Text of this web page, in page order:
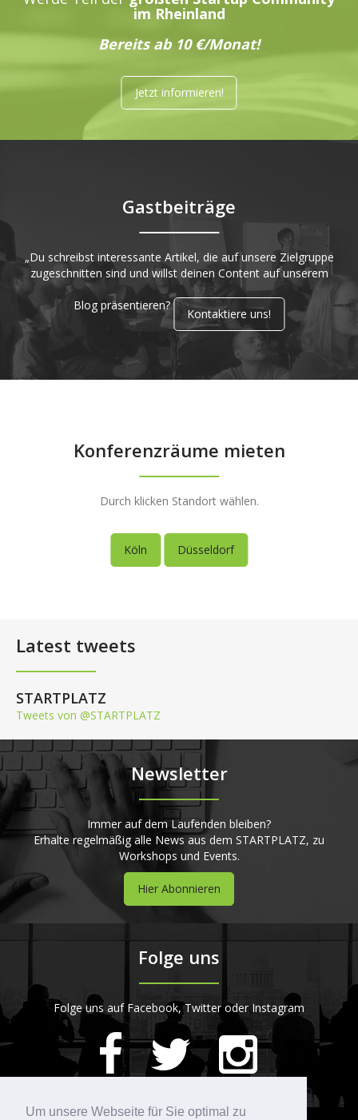
Um unsere Webseite für Sie optimal zu
im Rheinland
Bereits ab 10 €/Monat!
Jetzt informieren!
Gastbeiträge
„Du schreibst interessante Artikel, die auf unsere Zielgruppe
zugeschnitten sind und willst deinen Content auf unserem
Blog präsentieren?
Kontaktiere uns!
Konferenzräume mieten
Durch klicken Standort wählen.
Köln Düsseldorf
Latest tweets
STARTPLATZ
Tweets von @STARTPLATZ
Newsletter
Immer auf dem Laufenden bleiben?
Erhalte regelmäßig alle News aus dem STARTPLATZ, zu
Workshops und Events.
Hier Abonnieren
Folge uns
Folge uns auf Facebook, Twitter oder Instagram
420Bewertungen auf ProvenExpert.com